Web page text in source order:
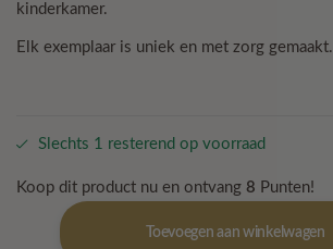
kinderkamer.
Elk exemplaar is uniek en met zorg gemaakt.
Slechts 1 resterend op voorraad
Koop dit product nu en ontvang 8 Punten!
Klavertje
Toevoegen aan winkelwagen